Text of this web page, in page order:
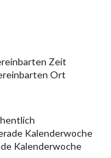
Zeit
Ort
Kalenderwoche
Kalenderwoche